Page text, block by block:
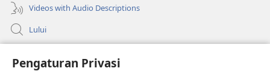
Pengaturan Privasi
Videos with Audio Descriptions
Lului